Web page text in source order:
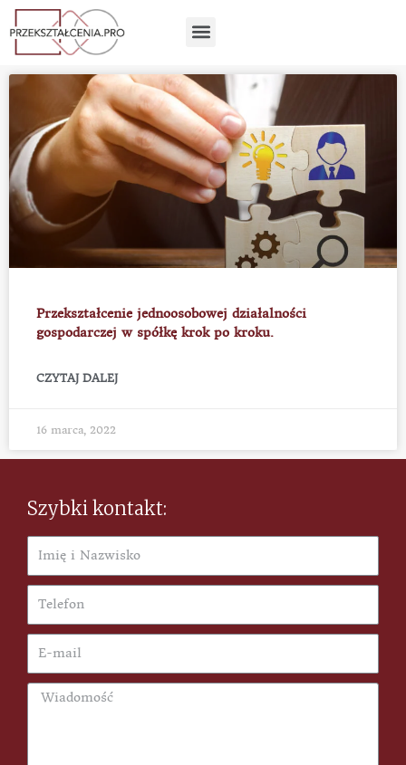
Skip
to
content
Menu
Przekształcenie jednoosobowej działalności
gospodarczej w spółkę krok po kroku.
CZYTAJ DALEJ
16 marca, 2022
Szybki kontakt: